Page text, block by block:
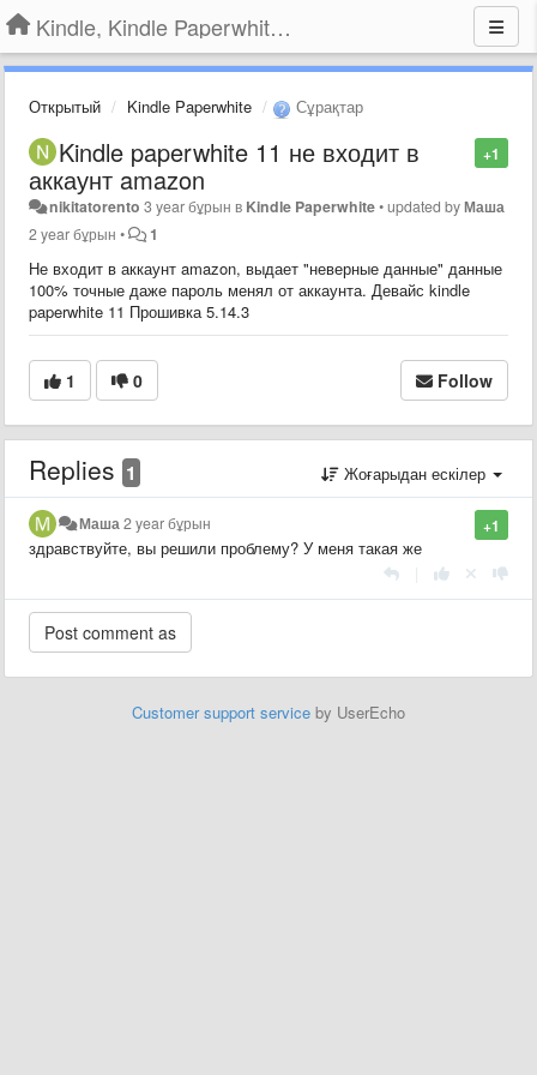
Kindle, Kindle Paperwhite, Kindle Voyage
Открытый Kindle Paperwhite Сұрақтар
+1
Kindle paperwhite 11 не входит в
аккаунт amazon
nikitatorento 3 year бұрын в Kindle Paperwhite•updated byМаша
2 year бұрын • 1
Не входит в аккаунт amazon, выдает "неверные данные" данные
100% точные даже пароль менял от аккаунта. Девайс kindle
paperwhite 11 Прошивка 5.14.3
1 0 Follow
Replies 1 Жоғарыдан ескілер
+1
Маша 2 year бұрын
здравствуйте, вы решили проблему? У меня такая же
Customer support service by UserEcho